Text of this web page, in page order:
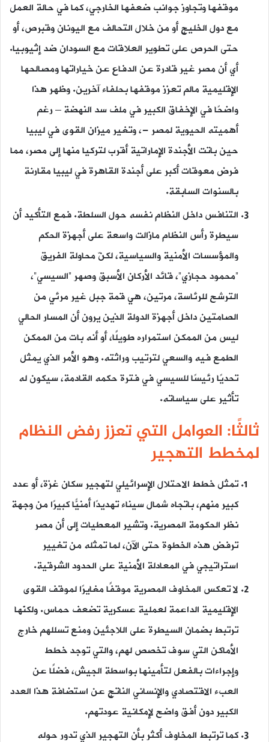
موقفها وتجاوز جوانب ضعفها الخارجي، كما في حالة العمل
مع دول الخليج أو من خلال التحالف مع اليونان وقبرص، أو
حتى الحرص على تطوير العلاقات مع السودان ضد إثيوبيا.
أي أن مصر غير قادرة عن الدفاع عن خياراتها ومصالحها
الإقليمية مالم تعزز موقفها بحلفاء آخرين. وظهر هذا
واضحًا في الإخفاق الكبير في ملف سد النهضة – رغم
أهميته الحيوية لمصر -، وتغير ميزان القوى في ليبيا
حين باتت الأجندة الإماراتية أقرب لتركيا منها إلى مصر، مما
فرض معوقات أكبر على أجندة القاهرة في ليبيا مقارنة
بالسنوات السابقة.
التنافس داخل النظام نفسه حول السلطة. فمع التأكيد أن
سيطرة رأس النظام مازالت واسعة على أجهزة الحكم
والمؤسسات الأمنية والسياسية، لكنّ محاولة الفريق
“محمود حجازي”، قائد الأركان الأسبق وصهر “السيسي”،
الترشح للرئاسة، مرتين، هي قمة جبل غير مرئي من
الصامتين داخل أجهزة الدولة الذين يرون أن المسار الحالي
ليس من الممكن استمراره طويلًا، أو أنه بات من الممكن
الطمع فيه والسعي لترتيب وراثته. وهو الأمر الذي يمثل
تحديًا رئيسًا للسيسي في فترة حكمه القادمة، سيكون له
تأثير على سياساته.
ثالثًا: العوامل التي تعزز رفض النظام
لمخطط التهجير
تمثل خطط الاحتلال الإسرائيلي لتهجير سكان غزة، أو عدد
كبير منهم، باتجاه شمال سيناء تهديدًا أمنيًّا كبيرًا من وجهة
نظر الحكومة المصرية. وتشير المعطيات إلى أن مصر
ترفض هذه الخطوة حتى الآن، لما تمثله من تغيير
استراتيجي في المعادلة الأمنية على الحدود الشرقية.
لا تعكس المخاوف المصرية موقفًا مغايرًا لموقف القوى
الإقليمية الداعمة لعملية عسكرية تضعف حماس. ولكنّها
ترتبط بضمان السيطرة على اللاجئين ومنع تسللهم خارج
الأماكن التي سوف تخصص لهم، والتي توجد خطط
وإجراءات بالفعل لتأمينها بواسطة الجيش، فضلًا عن
العبء الاقتصادي والإنساني الناتج عن استضافة هذا العدد
الكبير دون أفق واضح لإمكانية عودتهم.
كما ترتبط المخاوف أكثر بأن التهجير الذي تدور حوله